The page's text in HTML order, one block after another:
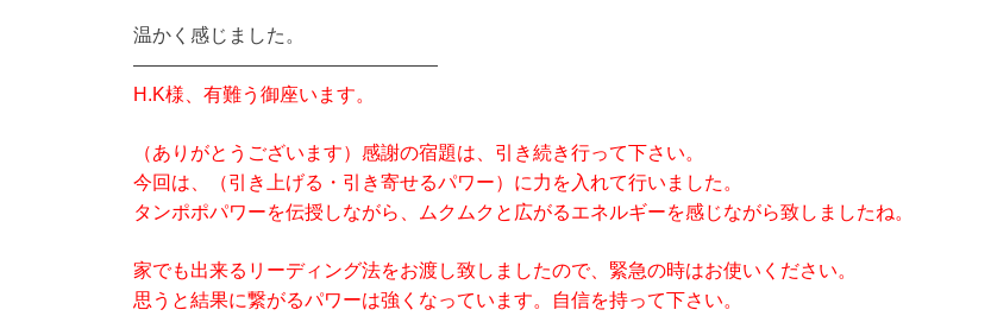
温かく感じました。
————————————————
H.K様、有難う御座います。
（ありがとうございます）感謝の宿題は、引き続き行って下さい。
今回は、（引き上げる・引き寄せるパワー）に力を入れて行いました。
タンポポパワーを伝授しながら、ムクムクと広がるエネルギーを感じながら致しましたね。
家でも出来るリーディング法をお渡し致しましたので、緊急の時はお使いください。
思うと結果に繋がるパワーは強くなっています。自信を持って下さい。